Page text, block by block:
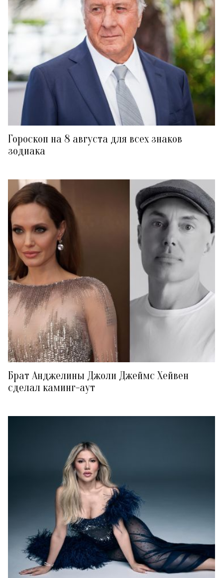
Гороскоп на 8 августа для всех знаков
зодиака
Брат Анджелины Джоли Джеймс Хейвен
сделал каминг-аут